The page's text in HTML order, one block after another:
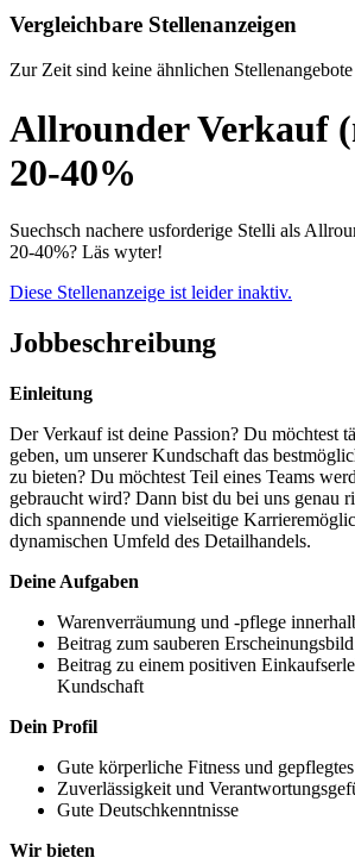
Vergleichbare Stellenanzeigen
Zur Zeit sind keine ähnlichen
Allrounder Verkauf
20-40%
Suechsch nachere usforderige Stelli als
20-40%? Läs wyter!
Diese Stellenanzeige ist leider inaktiv.
Jobbeschreibung
Einleitung
Der Verkauf ist deine Passion? Du möchtest
geben, um unserer Kundschaft das
zu bieten? Du möchtest Teil eines Teams
gebraucht wird? Dann bist du bei uns genau
dich spannende und vielseitige
dynamischen Umfeld des Detailhandels.
Deine Aufgaben
Warenverräumung und -pflege
Beitrag zum sauberen
Beitrag zu einem positiven
Kundschaft
Dein Profil
Gute körperliche Fitness und
Zuverlässigkeit und
Gute Deutschkenntnisse
Wir bieten